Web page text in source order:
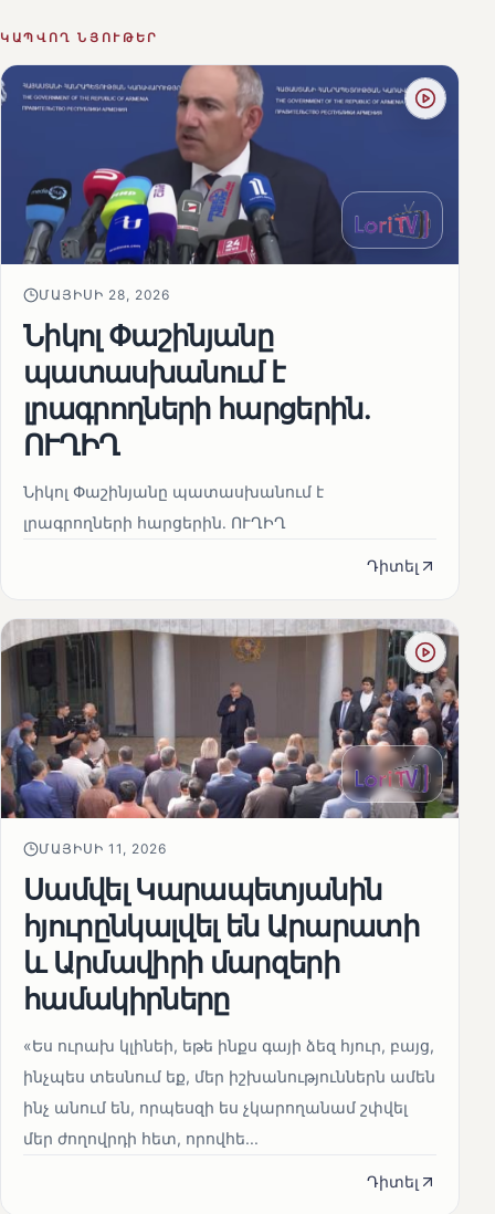
ԿԱՊՎՈՂ ՆՅՈՒԹԵՐ
ՄԱՅԻՍԻ 28, 2026
Նիկոլ Փաշինյանը
պատասխանում է
լրագրողների հարցերին․
ՈՒՂԻՂ
Նիկոլ Փաշինյանը պատասխանում է
լրագրողների հարցերին․ ՈՒՂԻՂ
Դիտել
ՄԱՅԻՍԻ 11, 2026
Սամվել Կարապետյանին
հյուրընկալվել են Արարատի
և Արմավիրի մարզերի
համակիրները
«Ես ուրախ կլինեի, եթե ինքս գայի ձեզ հյուր, բայց,
ինչպես տեսնում եք, մեր իշխանություններն ամեն
ինչ անում են, որպեսզի ես չկարողանամ շփվել
մեր ժողովրդի հետ, որովհե...
Դիտել